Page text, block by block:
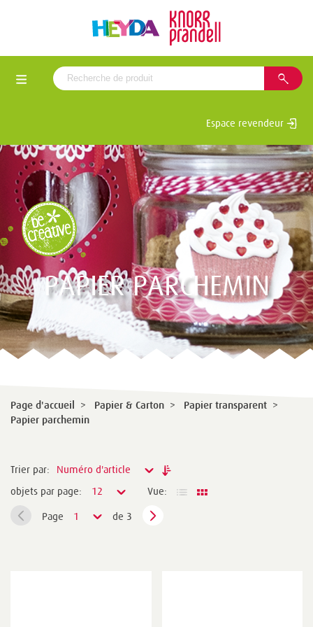
Espace revendeur
PAPIER PARCHEMIN
Page d'accueil > Papier & Carton > Papier transparent >
Papier parchemin
Trier par:
Numéro d'article
objets par page:
12 Vue:
Page 1 de 3